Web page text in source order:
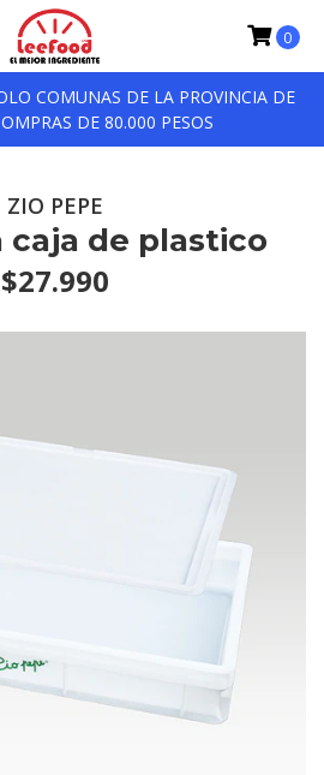
COMUNAS DE LA PROVINCIA DE
DE 80.000 PESOS
0
ZIO PEPE
caja de plastico
$27.990